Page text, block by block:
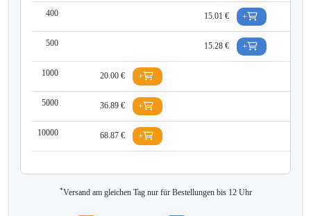
400 15.01 € +
500 15.28 € +
1000 20.00 € +
5000 36.89 € +
10000 68.87 € +
*Versand am gleichen Tag nur für Bestellungen bis 12 Uhr